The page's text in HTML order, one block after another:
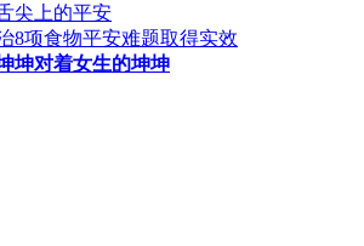
尖上的平安
8项食物平安难题取得实效
坤对着女生的坤坤